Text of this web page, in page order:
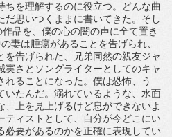
ちを理解するのに役立つ。
どんな曲
だ思いつくままに書いてきた。そし
作品を、僕の心の闇の声に全て置き
の妻は腫瘍があることを告げられ、
告げられた、
兄弟同然の親友ジャ
実さとソングライターとしてのキャ
れることになった。僕は恐怖、う
たんだ。溺れているような、 水面
上を見上げるけど息ができないよ
ティストとして、自分が今どこにい
必要があるのかを正確に表現してい